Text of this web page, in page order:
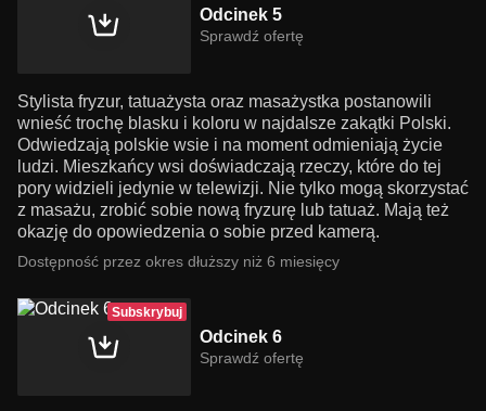
Odcinek 5
Sprawdź ofertę
Stylista fryzur, tatuażysta oraz masażystka postanowili
wnieść trochę blasku i koloru w najdalsze zakątki Polski.
Odwiedzają polskie wsie i na moment odmieniają życie
ludzi. Mieszkańcy wsi doświadczają rzeczy, które do tej
pory widzieli jedynie w telewizji. Nie tylko mogą skorzystać
z masażu, zrobić sobie nową fryzurę lub tatuaż. Mają też
okazję do opowiedzenia o sobie przed kamerą.
Dostępność przez okres dłuższy niż 6 miesięcy
Subskrybuj
Odcinek 6
Sprawdź ofertę